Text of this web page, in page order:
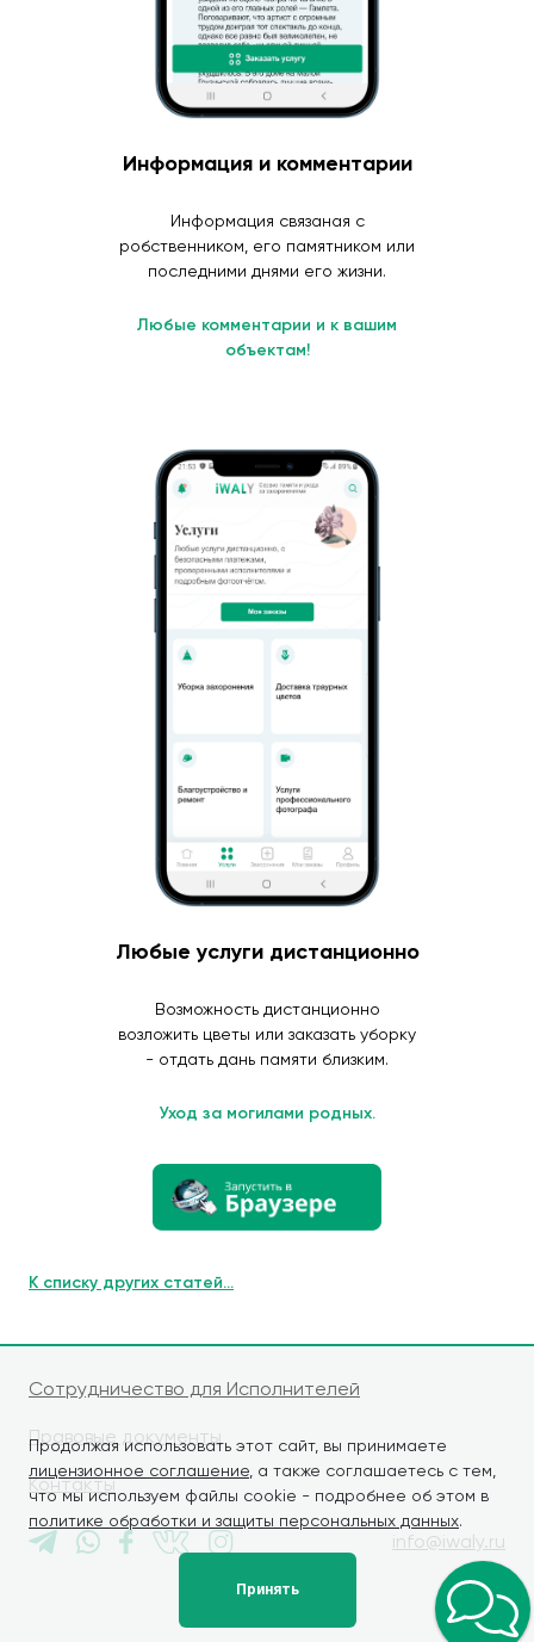
Продолжая использовать этот сайт, вы принимаете
лицензионное соглашение , а также соглашаетесь с тем,
что мы используем файлы cookie - подробнее об этом в
политике обработки и защиты персональных данных.
Принять
Информация и комментарии
Информация связаная с
робственником, его памятником или
последними днями его жизни.
Любые комментарии и к вашим
объектам!
Любые услуги дистанционно
Возможность дистанционно
возложить цветы или заказать уборку
- отдать дань памяти близким.
Уход за могилами родных.
К списку других статей...
Сотрудничество для Исполнителей
Правовые документы
Контакты
info@iwaly.ru